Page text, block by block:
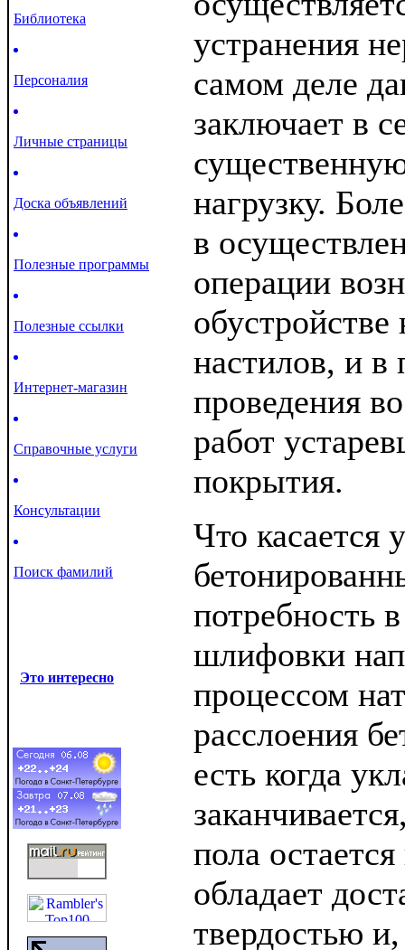
Библиотека
Персоналия
Личные страницы
Доска объявлений
Полезные программы
Полезные ссылки
Интернет-магазин
Справочные услуги
Консультации
Поиск фамилий
Это интересно
устранения
самом деле
заключает в
нагрузку.
в
операции
настилов, и в
проведения
работ
покрытия.
Что касается
потребность
шлифовки
процессом
расслоения
есть когда
пола
обладает
твердостью